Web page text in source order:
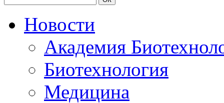
Новости
Академия
Биотехнология
Медицина